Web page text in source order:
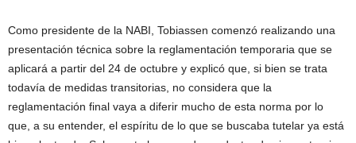
Como presidente de la NABI, Tobiassen comenzó realizando una
presentación técnica sobre la reglamentación temporaria que se
aplicará a partir del 24 de octubre y explicó que, si bien se trata
todavía de medidas transitorias, no considera que la
reglamentación final vaya a diferir mucho de esta norma por lo
que, a su entender, el espíritu de lo que se buscaba tutelar ya está